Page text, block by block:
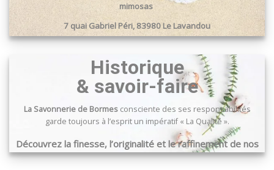
mimosas
7 quai Gabriel Péri, 83980 Le Lavandou
Historique
& savoir-faire
La Savonnerie de Bormesconsciente des ses responsabilités
garde toujours à l’esprit un impératif « La Qualité ».
Découvrez la finesse, l’originalité et le raffinement de nos
produits …